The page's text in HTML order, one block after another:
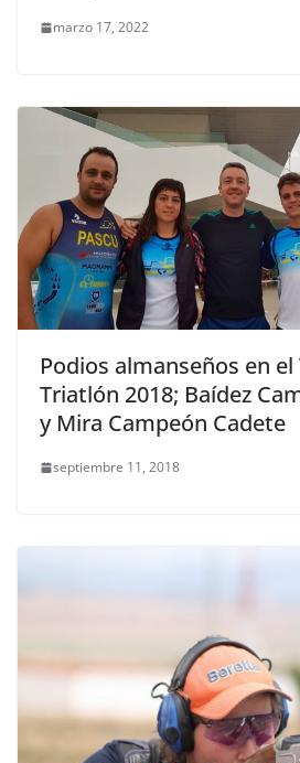
marzo 17, 2022
Podios almanseños en el
Triatlón 2018; Baídez
y Mira Campeón Cadete
septiembre 11, 2018